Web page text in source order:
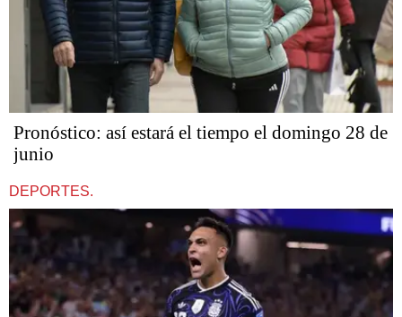
Pronóstico: así estará el tiempo el domingo 28 de
junio
DEPORTES.